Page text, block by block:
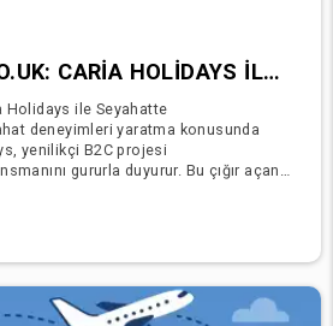
ECOFLIGHTS.CO.UK: CARIA HOLIDAYS ILE SEYAHATTE DEVRIM
Holidays ile Seyahatte
deneyimleri yaratma konusunda
yenilikçi B2C projesi
gururla duyurur. Bu çığır açan